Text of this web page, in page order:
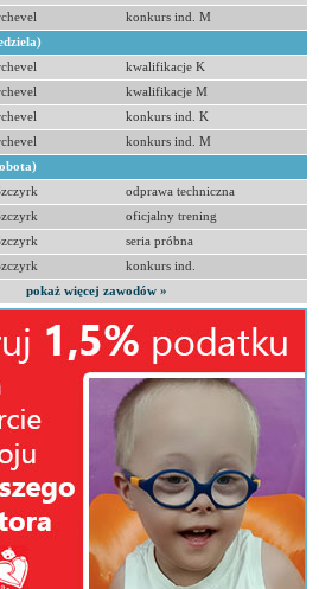
konkurs ind. M
kwalifikacje K
kwalifikacje M
konkurs ind. K
konkurs ind. M
odprawa techniczna
oficjalny trening
seria próbna
konkurs ind.
pokaż więcej zawodów »